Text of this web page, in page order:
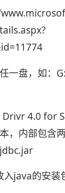
一盘，如：
4.0 for
，内部包含两
java的安装